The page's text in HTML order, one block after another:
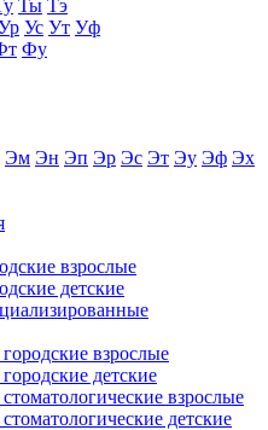
Ты Тэ
Ус Ут Уф
Фу
Эм Эн Эп Эр Эс Эт Эу Эф Эх
взрослые
детские
взрослые
детские
взрослые
детские